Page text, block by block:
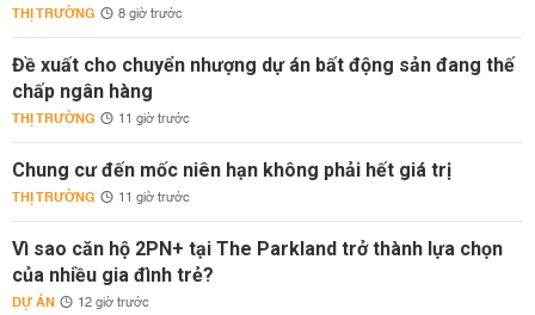
THỊ TRƯỜNG 8 giờ trước
Đề xuất cho chuyển nhượng dự án bất động sản đang thế
chấp ngân hàng
THỊ TRƯỜNG 11 giờ trước
Chung cư đến mốc niên hạn không phải hết giá trị
THỊ TRƯỜNG 11 giờ trước
Vì sao căn hộ 2PN+ tại The Parkland trở thành lựa chọn
của nhiều gia đình trẻ?
DỰ ÁN 12 giờ trước